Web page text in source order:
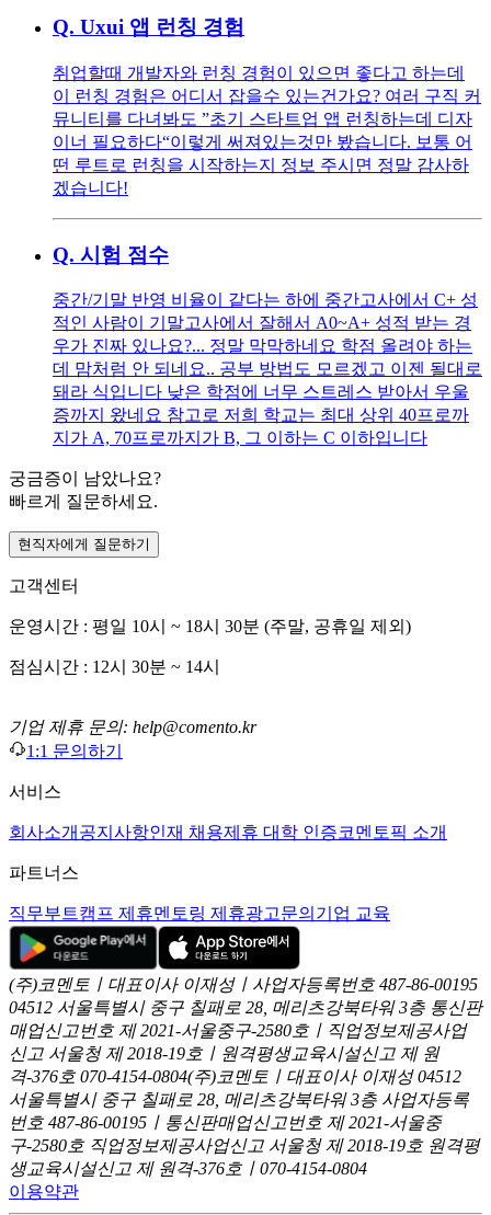
Q. Uxui 앱 런칭 경험
취업할때 개발자와 런칭 경험이 있으면 좋다고 하는데
이 런칭 경험은 어디서 잡을수 있는건가요? 여러 구직 커
뮤니티를 다녀봐도 ”초기 스타트업 앱 런칭하는데 디자
이너 필요하다“이렇게 써져있는것만 봤습니다. 보통 어
떤 루트로 런칭을 시작하는지 정보 주시면 정말 감사하
겠습니다!
Q. 시험 점수
중간/기말 반영 비율이 같다는 하에 중간고사에서 C+ 성
적인 사람이 기말고사에서 잘해서 A0~A+ 성적 받는 경
우가 진짜 있나요?... 정말 막막하네요 학점 올려야 하는
데 맘처럼 안 되네요.. 공부 방법도 모르겠고 이젠 될대로
돼라 식입니다 낮은 학점에 너무 스트레스 받아서 우울
증까지 왔네요 참고로 저희 학교는 최대 상위 40프로까
지가 A, 70프로까지가 B, 그 이하는 C 이하입니다
궁금증이 남았나요?
빠르게 질문하세요.
현직자에게 질문하기
고객센터
운영시간 : 평일 10시 ~ 18시 30분 (주말, 공휴일 제외)
점심시간 : 12시 30분 ~ 14시
기업 제휴 문의: help@comento.kr
1:1 문의하기
서비스
회사소개 공지사항인재 채용제휴 대학 인증코멘토픽 소개
파트너스
직무부트캠프 제휴멘토링 제휴광고문의 기업 교육
(주)코멘토ㅣ대표이사 이재성ㅣ사업자등록번호 487-86-00195
04512 서울특별시 중구 칠패로 28, 메리츠강북타워 3층 통신판
매업신고번호 제 2021-서울중구-2580호ㅣ직업정보제공사업
신고 서울청 제 2018-19호ㅣ원격평생교육시설신고 제 원
격-376호 070-4154-0804(주)코멘토ㅣ대표이사 이재성 04512
서울특별시 중구 칠패로 28, 메리츠강북타워 3층 사업자등록
번호 487-86-00195ㅣ통신판매업신고번호 제 2021-서울중
구-2580호 직업정보제공사업신고 서울청 제 2018-19호 원격평
생교육시설신고 제 원격-376호ㅣ070-4154-0804
이용약관